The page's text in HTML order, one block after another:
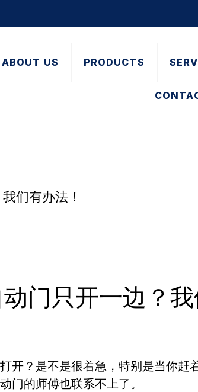
ABOUT US PRODUCTS
们有办法！
门只开一边？我
开？是不是很着急，特别是当你赶
门的师傅也联系不上了。